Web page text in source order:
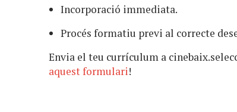
Incorporació immediata.
Procés formatiu previ al correcte
Envia el teu currículum a
aquest formulari!